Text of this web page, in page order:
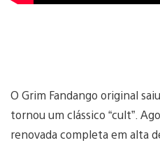
O Grim Fandango original
tornou um clássico “cult”.
renovada completa em alta